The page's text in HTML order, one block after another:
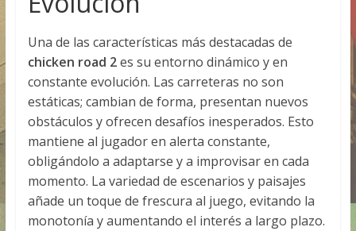
Una de las características más destacadas de
chicken road 2es su entorno dinámico y en
constante evolución. Las carreteras no son
estáticas; cambian de forma, presentan nuevos
obstáculos y ofrecen desafíos inesperados. Esto
mantiene al jugador en alerta constante,
obligándolo a adaptarse y a improvisar en cada
momento. La variedad de escenarios y paisajes
añade un toque de frescura al juego, evitando la
monotonía y aumentando el interés a largo plazo.